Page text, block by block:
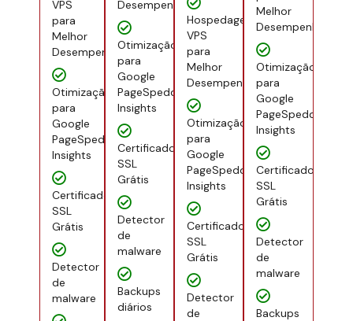
VPS
para
Melhor
Desempenho
Otimização
para
Google
PageSpedd
Insights
Certificado
SSL
Grátis
Detector
de
malware
Desempenho
Otimização
para
Google
PageSpedd
Insights
Certificado
SSL
Grátis
Detector
de
malware
Backups
diários
Hospedagem
VPS
para
Melhor
Desempenho
Otimização
para
Google
PageSpedd
Insights
Certificado
SSL
Grátis
Detector
de
Melhor
Desempenho
Otimização
para
Google
PageSpedd
Insights
Certificado
SSL
Grátis
Detector
de
malware
Backups